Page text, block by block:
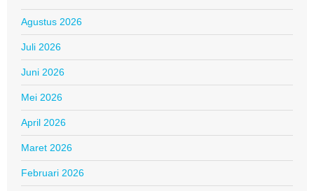
Agustus 2026
Juli 2026
Juni 2026
Mei 2026
April 2026
Maret 2026
Februari 2026